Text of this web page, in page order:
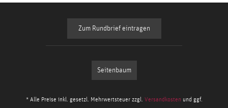
Zum Rundbrief eintragen
Seitenbaum
* Alle Preise inkl. gesetzl. Mehrwertsteuer zzgl. Versandkosten und ggf.